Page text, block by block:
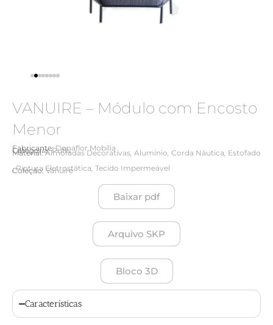
VANUIRE – Módulo com Encosto
Menor
Fabricante:Donaflor Mobília
Categoria:Puffs
Material:Almofadas Decorativas, Alumínio, Corda Náutica, Estofado
, Pintura Eletrostática, Tecido Impermeável
Coleção: Vanuire
Baixar pdf
Arquivo SKP
Bloco 3D
Características